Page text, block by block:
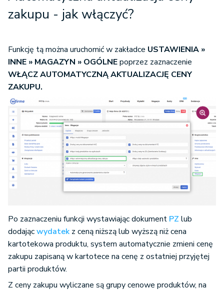
zakupu - jak włączyć?
Funkcję tą można uruchomić w zakładce USTAWIENIA »
INNE » MAGAZYN » OGÓLNEpoprzez zaznaczenie
WŁĄCZ AUTOMATYCZNĄ AKTUALIZACJĘ CENY
ZAKUPU.
Po zaznaczeniu funkcji wystawiając dokument PZ lub
dodającwydatek z ceną niższą lub wyższą niż cena
kartotekowa produktu, system automatycznie zmieni cenę
zakupu zapisaną w kartotece na cenę z ostatniej przyjętej
partii produktów.
Z ceny zakupu wyliczane są grupy cenowe produktów, na